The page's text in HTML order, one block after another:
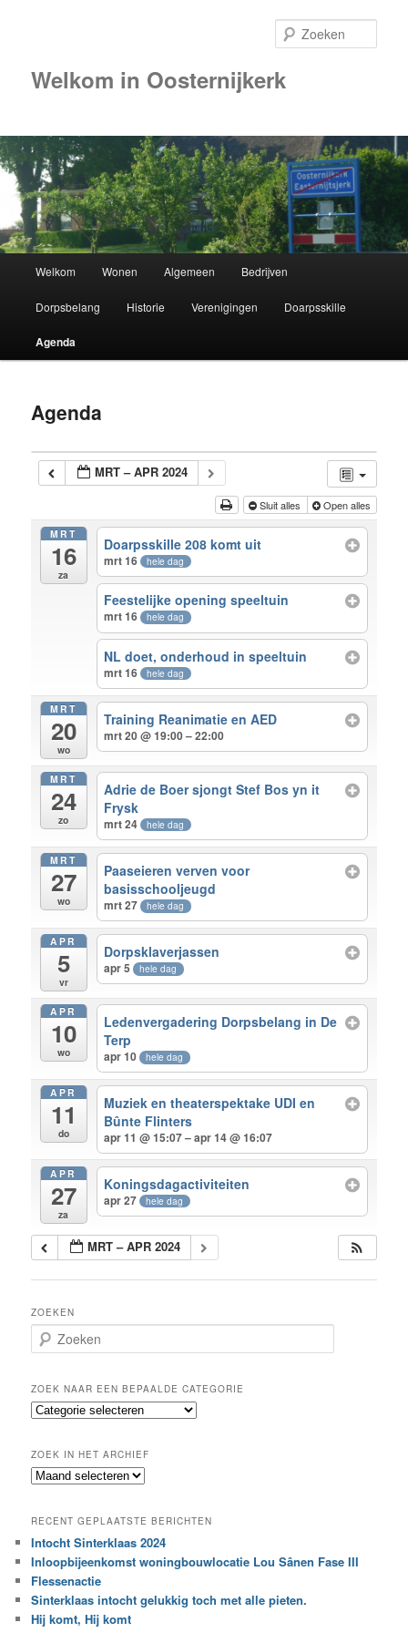
Welkom in Oosternijkerk
Spring
naar
de
inhoud
Welkom Wonen Algemeen Bedrijven
Dorpsbelang Historie Verenigingen Doarpsskille
Agenda
Agenda
MRT – APR 2024
Sluit alles Open alles
MRT
16
za
Doarpsskille 208 komt uit
mrt 16 hele dag
Feestelijke opening speeltuin
mrt 16 hele dag
NL doet, onderhoud in speeltuin
mrt 16 hele dag
MRT
20
wo
Training Reanimatie en AED
mrt 20 @ 19:00 – 22:00
MRT
24
zo
Adrie de Boer sjongt Stef Bos yn it
Frysk
mrt 24 hele dag
MRT
27
wo
Paaseieren verven voor
basisschooljeugd
mrt 27 hele dag
APR
5
vr
Dorpsklaverjassen
apr 5 hele dag
APR
10
wo
Ledenvergadering Dorpsbelang in De
Terp
apr 10 hele dag
APR
11
do
Muziek en theaterspektake UDI en
Bûnte Flinters
apr 11 @ 15:07 – apr 14 @ 16:07
APR
27
za
Koningsdagactiviteiten
apr 27 hele dag
MRT – APR 2024
ZOEKEN
o
k
e
n
ZOEK NAAR EEN BEPAALDE CATEGORIE
Z
k
n
e
e
n
b
e
ZOEK IN HET ARCHIEF
Z
k
i
n
h
e
t
RECENT GEPLAATSTE BERICHTEN
Intocht Sinterklaas 2024
Inloopbijeenkomst woningbouwlocatie Lou Sânen Fase III
Flessenactie
Sinterklaas intocht gelukkig toch met alle pieten.
Hij komt, Hij komt